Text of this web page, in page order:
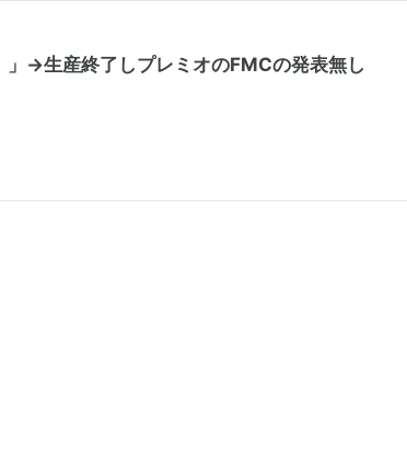
→生産終了しプレミオのFMCの発表無し